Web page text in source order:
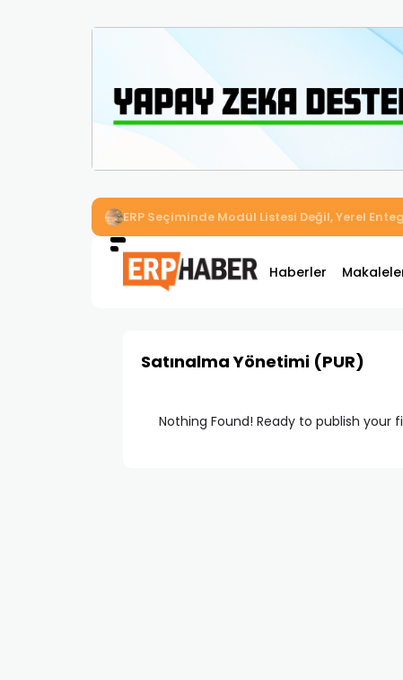
İkizler Aydınlatma, Workcube ERP ile
Haberler
Satınalma Yönetimi (PUR)
Nothing Found! Ready to publish your